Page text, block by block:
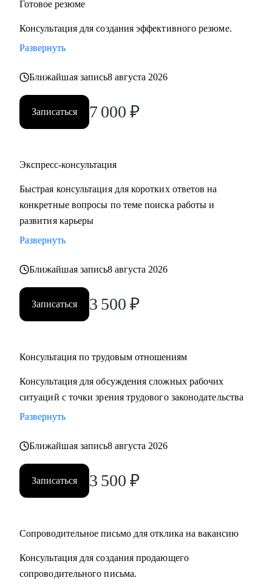
Готовое резюме
Консультация для создания эффективного резюме.
Развернуть
Ближайшая запись8 августа 2026
Записаться 7 000 ₽
Экспресс-консультация
Быстрая консультация для коротких ответов на
конкретные вопросы по теме поиска работы и
развития карьеры
Развернуть
Ближайшая запись8 августа 2026
Записаться 3 500 ₽
Консультация по трудовым отношениям
Консультация для обсуждения сложных рабочих
ситуаций с точки зрения трудового законодательства
Развернуть
Ближайшая запись8 августа 2026
Записаться 3 500 ₽
Сопроводительное письмо для отклика на вакансию
Консультация для создания продающего
сопроводительного письма.